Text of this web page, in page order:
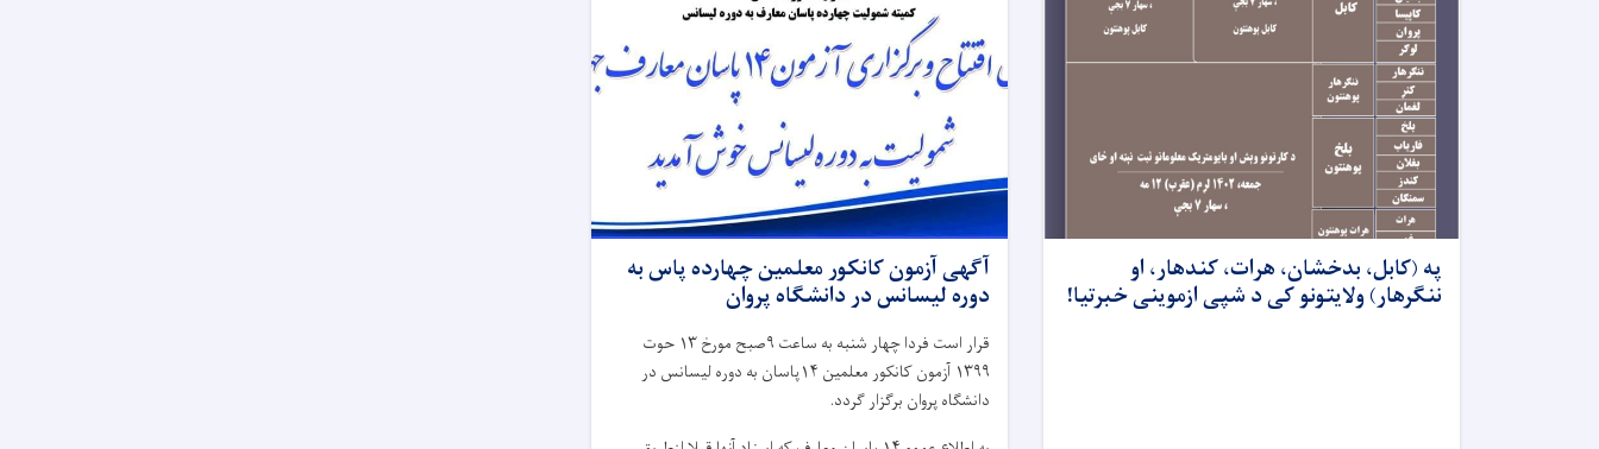
په (کابل، بدخشان، هرات، کندهار، او
ننگرهار) ولایتونو کی د شپی ازموینی خبرتیا!
آگهی آزمون کانکور معلمین چهارده پاس به
دوره لیسانس در دانشگاه پروان
قرار است فردا چهار شنبه به ساعت ۹صبح مورخ ۱۳ حوت
۱۳۹۹ آزمون کانکور معلمین ۱۴پاسان به دوره لیسانس در
دانشگاه پروان برگزار گردد.